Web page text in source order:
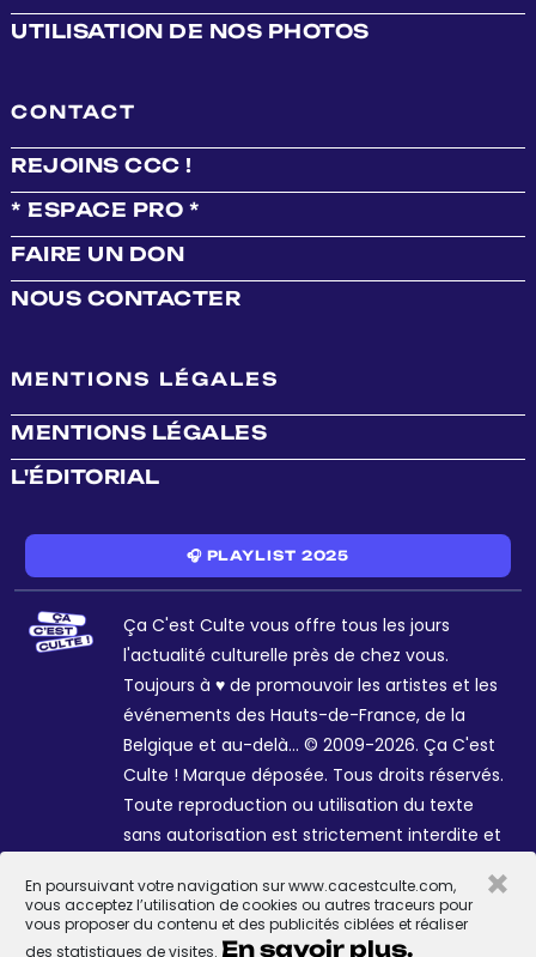
En poursuivant votre navigation sur www.cacestculte.com,
vous acceptez l’utilisation de cookies ou autres traceurs pour
vous proposer du contenu et des publicités ciblées et réaliser
des statistiques de visites. En savoir plus.
×
UTILISATION DE NOS PHOTOS
CONTACT
REJOINS CCC !
* ESPACE PRO *
FAIRE UN DON
NOUS CONTACTER
MENTIONS LÉGALES
MENTIONS LÉGALES
L'ÉDITORIAL
🎧 PLAYLIST 2025
Ça C'est Culte vous offre tous les jours
l'actualité culturelle près de chez vous.
Toujours à ♥ de promouvoir les artistes et les
événements des Hauts-de-France, de la
Belgique et au-delà... © 2009-2026. Ça C'est
Culte ! Marque déposée. Tous droits réservés.
Toute reproduction ou utilisation du texte
sans autorisation est strictement interdite et
Sophie R. et Céline Galant.